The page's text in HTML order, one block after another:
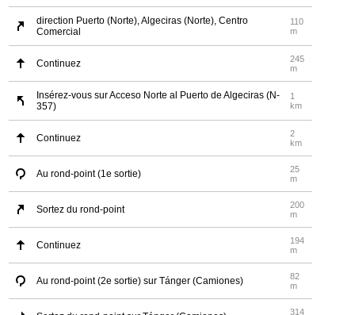
direction Puerto (Norte), Algeciras (Norte), Centro
Comercial
110
m
Continuez
245
m
Insérez-vous sur Acceso Norte al Puerto de Algeciras (N-
357)
1
km
Continuez
2
km
Au rond-point (1e sortie)
25
m
Sortez du rond-point
200
m
Continuez
194
m
Au rond-point (2e sortie) sur Tánger (Camiones)
82
m
314